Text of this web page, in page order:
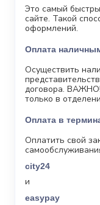
Это самый
сайте. Такой
оформлений.
Оплата
Осуществить
договора.
только в
Оплата в
Оплатить свой
city24
и
easypay